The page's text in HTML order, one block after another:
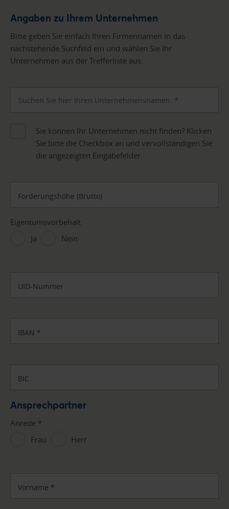
Angaben zu Ihrem Unternehmen
Bitte geben Sie einfach Ihren Firmennamen in das
nachstehende Suchfeld ein und wählen Sie Ihr
Unternehmen aus der Trefferliste aus.
Sie können Ihr Unternehmen nicht finden? Klicken
Sie bitte die Checkbox an und vervollständigen Sie
die angezeigten Eingabefelder.
Forderungshöhe (Brutto)
Eigentumsvorbehalt
Ja
Nein
UID-Nummer
IBAN *
BIC
Ansprechpartner
Anrede *
Frau
Herr
Vorname *